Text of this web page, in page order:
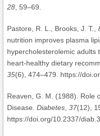
28 , 59–69.
Pastore, R. L., Brooks, J. T.,
nutrition improves plasma
hypercholesterolemic adults
heart-healthy dietary
35(6), 474–479. https://
Reaven, G. M. (1988). Role
Disease. Diabetes 37(12),
https://doi.org/10.2337/